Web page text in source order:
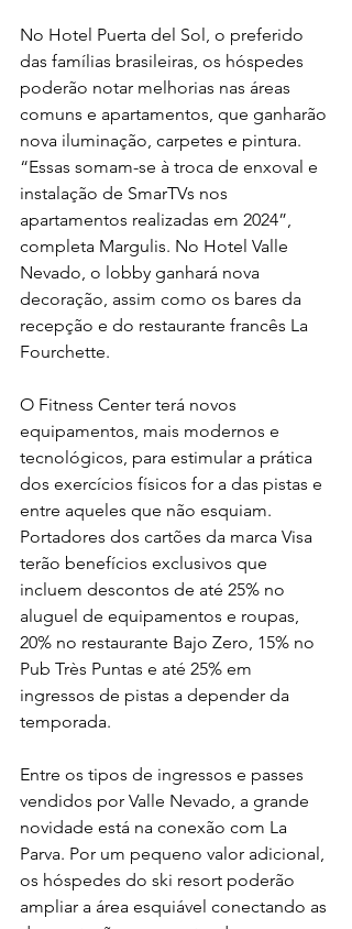
No Hotel Puerta del Sol, o preferido
das famílias brasileiras, os hóspedes
poderão notar melhorias nas áreas
comuns e apartamentos, que ganharão
nova iluminação, carpetes e pintura.
“Essas somam-se à troca de enxoval e
instalação de SmarTVs nos
apartamentos realizadas em 2024”,
completa Margulis. No Hotel Valle
Nevado, o lobby ganhará nova
decoração, assim como os bares da
recepção e do restaurante francês La
Fourchette.
O Fitness Center terá novos
equipamentos, mais modernos e
tecnológicos, para estimular a prática
dos exercícios físicos for a das pistas e
entre aqueles que não esquiam.
Portadores dos cartões da marca Visa
terão benefícios exclusivos que
incluem descontos de até 25% no
aluguel de equipamentos e roupas,
20% no restaurante Bajo Zero, 15% no
Pub Très Puntas e até 25% em
ingressos de pistas a depender da
temporada.
Entre os tipos de ingressos e passes
vendidos por Valle Nevado, a grande
novidade está na conexão com La
Parva. Por um pequeno valor adicional,
os hóspedes do ski resort poderão
ampliar a área esquiável conectando as